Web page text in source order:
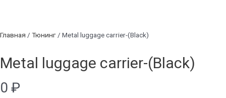
Главная / Тюнинг/ Metal luggage carrier-(Black)
Metal luggage carrier-(Black)
0 ₽